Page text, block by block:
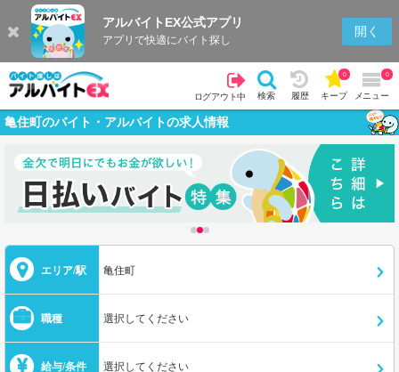
アルバイトEX公式アプリ
アプリで快適にバイト探し
開く
ログアウト中 検索 履歴 キープ
0
メニュー
0
亀住町のバイト・アルバイトの求人情報
エリア/駅 亀住町
職種 選択してください
給与/条件 選択してください